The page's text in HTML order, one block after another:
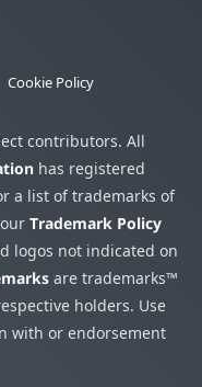
Cookie Policy
contributors. All
has registered
a list of trademarks of
Trademark Policy
logos not indicated on
are trademarks™
holders. Use
with or endorsement